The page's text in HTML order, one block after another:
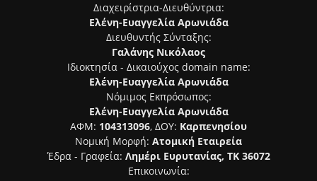
Διαχειρίστρια-Διευθύντρια:
Ελένη-Ευαγγελία Αρωνιάδα
Διευθυντής Σύνταξης:
Γαλάνης Νικόλαος
Ιδιοκτησία - Δικαιούχος domain name:
Ελένη-Ευαγγελία Αρωνιάδα
Νόμιμος Εκπρόσωπος:
Ελένη-Ευαγγελία Αρωνιάδα
ΑΦΜ: 104313096, ΔΟΥ: Καρπενησίου
Νομική Μορφή: Ατομική Εταιρεία
Έδρα - Γραφεία: Λημέρι Ευρυτανίας, ΤΚ 36072
Επικοινωνία: